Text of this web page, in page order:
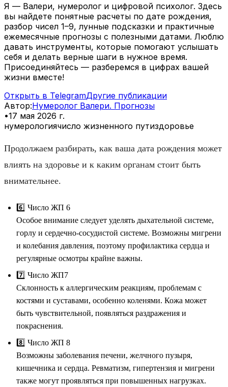
Я — Валери, нумеролог и цифровой психолог. Здесь
вы найдете понятные расчеты по дате рождения,
разбор чисел 1–9, лунные подсказки и практичные
ежемесячные прогнозы с полезными датами. Люблю
давать инструменты, которые помогают услышать
себя и делать верные шаги в нужное время.
Присоединяйтесь — разберемся в цифрах вашей
жизни вместе!
Открыть в TelegramДругие публикации
Автор:Нумеролог Валери. Прогнозы
•17 мая 2026 г.
нумерологиячисло жизненного путиздоровье
Продолжаем разбирать, как ваша дата рождения может
влиять на здоровье и к каким органам стоит быть
внимательнее.
6️⃣ Число ЖП 6
Особое внимание следует уделять дыхательной системе,
горлу и сердечно-сосудистой системе. Возможны мигрени
и колебания давления, поэтому профилактика сердца и
регулярные осмотры крайне важны.
7️⃣ Число ЖП7
Склонность к аллергическим реакциям, проблемам с
костями и суставами, особенно коленями. Кожа может
быть чувствительной, появляться раздражения и
покраснения.
8️⃣ Число ЖП 8
Возможны заболевания печени, желчного пузыря,
кишечника и сердца. Ревматизм, гипертензия и мигрени
также могут проявляться при повышенных нагрузках.